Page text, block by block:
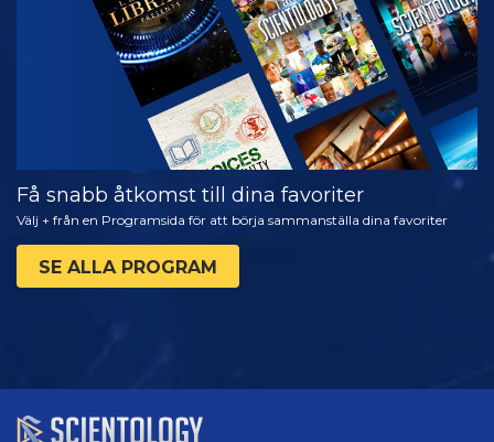
Få snabb åtkomst till dina favoriter
Välj + från en Programsida för att börja sammanställa dina favoriter
SE ALLA PROGRAM